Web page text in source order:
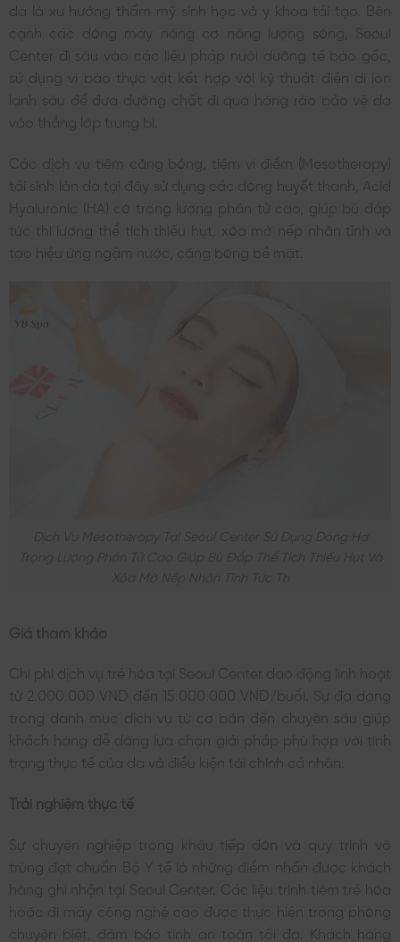
da là xu hướng thẩm mỹ sinh học và y khoa tái tạo. Bên
cạnh các dòng máy nâng cơ năng lượng sóng, Seoul
Center đi sâu vào các liệu pháp nuôi dưỡng tế bào gốc,
sử dụng vi bào thực vật kết hợp với kỹ thuật điện di ion
lạnh sâu để đưa dưỡng chất đi qua hàng rào bảo vệ da
vào thẳng lớp trung bì.
Các dịch vụ tiêm căng bóng, tiêm vi điểm (Mesotherapy)
tái sinh làn da tại đây sử dụng các dòng huyết thanh, Acid
Hyaluronic (HA) có trọng lượng phân tử cao, giúp bù đắp
tức thì lượng thể tích thiếu hụt, xóa mờ nếp nhăn tĩnh và
tạo hiệu ứng ngậm nước, căng bóng bề mặt.
Dịch Vụ Mesotherapy Tại Seoul Center Sử Dụng Dòng Ha
Trọng Lượng Phân Tử Cao Giúp Bù Đắp Thể Tích Thiếu Hụt Và
Xóa Mờ Nếp Nhăn Tĩnh Tức Th
Giá tham khảo
Chi phí dịch vụ trẻ hóa tại Seoul Center dao động linh hoạt
từ 2.000.000 VND đến 15.000.000 VND/buổi. Sự đa dạng
trong danh mục dịch vụ từ cơ bản đến chuyên sâu giúp
khách hàng dễ dàng lựa chọn giải pháp phù hợp với tình
trạng thực tế của da và điều kiện tài chính cá nhân.
Trải nghiệm thực tế
Sự chuyên nghiệp trong khâu tiếp đón và quy trình vô
trùng đạt chuẩn Bộ Y tế là những điểm nhấn được khách
hàng ghi nhận tại Seoul Center. Các liệu trình tiêm trẻ hóa
hoặc đi máy công nghệ cao được thực hiện trong phòng
chuyên biệt, đảm bảo tính an toàn tối đa. Khách hàng